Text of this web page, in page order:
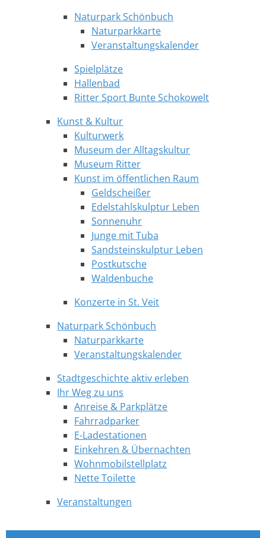
Naturpark Schönbuch
Naturparkkarte
Veranstaltungskalender
Spielplätze
Hallenbad
Ritter Sport Bunte Schokowelt
Kunst & Kultur
Kulturwerk
Museum der Alltagskultur
Museum Ritter
Kunst im öffentlichen Raum
Geldscheißer
Edelstahlskulptur Leben
Sonnenuhr
Junge mit Tuba
Sandsteinskulptur Leben
Postkutsche
Waldenbuche
Konzerte in St. Veit
Naturpark Schönbuch
Naturparkkarte
Veranstaltungskalender
Stadtgeschichte aktiv erleben
Ihr Weg zu uns
Anreise & Parkplätze
Fahrradparker
E-Ladestationen
Einkehren & Übernachten
Wohnmobilstellplatz
Nette Toilette
Veranstaltungen